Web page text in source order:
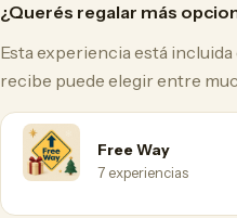
¿Querés regalar más
Esta experiencia está
recibe puede elegir entre
Free Way
7 experiencias